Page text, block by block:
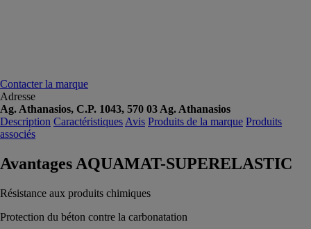
Contacter la marque
Adresse
Ag. Athanasios, C.P. 1043, 570 03 Ag. Athanasios
Description Caractéristiques Avis Produits de la marque Produits
associés
Avantages AQUAMAT-SUPERELASTIC
Résistance aux produits chimiques
Protection du béton contre la carbonatation